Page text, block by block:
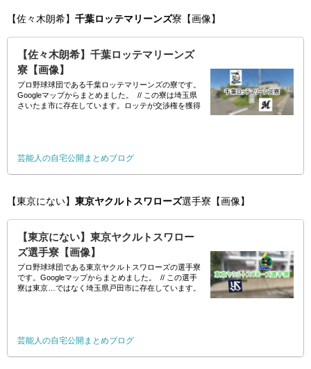
【佐々木朗希】 千葉ロッテマリーンズ寮【画像】
【佐々木朗希】千葉ロッテマリーンズ
寮【画像】
プロ野球球団である千葉ロッテマリーンズの寮です。
Googleマップからまとめました。 // この寮は埼玉県
さいたま市に存在しています。ロッテが交渉権を獲得
芸能人の自宅公開まとめブログ
【東京にない】 東京ヤクルトスワローズ選手寮【画像】
【東京にない】東京ヤクルトスワロー
ズ選手寮【画像】
プロ野球球団である東京ヤクルトスワローズの選手寮
です。Googleマップからまとめました。 // この選手
寮は東京…ではなく埼玉県戸田市に存在しています。
芸能人の自宅公開まとめブログ